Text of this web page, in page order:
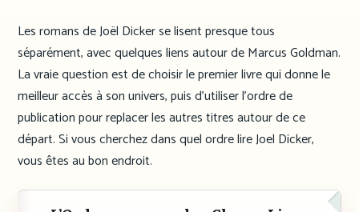
Les romans de Joël Dicker se lisent presque tous
séparément, avec quelques liens autour de Marcus Goldman.
La vraie question est de choisir le premier livre qui donne le
meilleur accès à son univers, puis d’utiliser l’ordre de
publication pour replacer les autres titres autour de ce
départ. Si vous cherchez dans quel ordre lire Joel Dicker,
vous êtes au bon endroit.